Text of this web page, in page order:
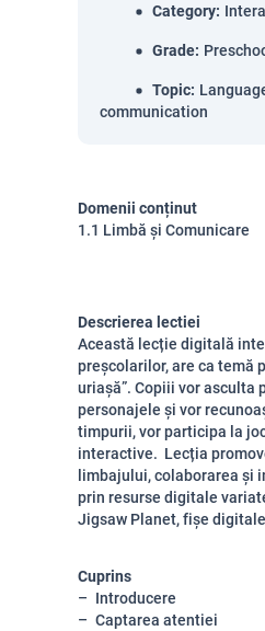
Category:
Grade:
Topic:
communication
Domenii conținut
1.1 Limbă și Comunicare
Descrierea lectiei
Această lecție digitală
preșcolarilor, are ca temă
uriașă”. Copiii vor asculta
personajele și vor
timpurii, vor participa la
interactive. Lecția
limbajului, colaborarea și
prin resurse digitale
Jigsaw Planet, fișe
Cuprins
Introducere
Captarea atentiei